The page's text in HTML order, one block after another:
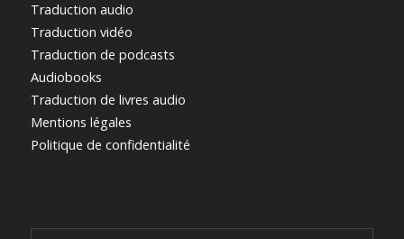
Traduction audio
Traduction vidéo
Traduction de podcasts
Audiobooks
Traduction de livres audio
Mentions légales
Politique de confidentialité